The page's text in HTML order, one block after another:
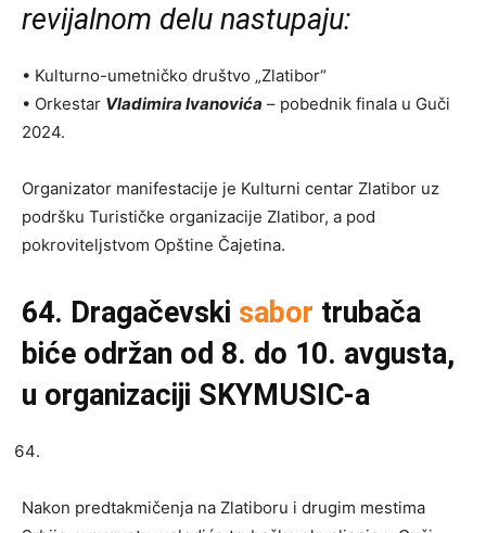
revijalnom delu nastupaju:
• Kulturno-umetničko društvo „Zlatibor“
• Orkestar Vladimira Ivanovića – pobednik finala u Guči
2024.
Organizator manifestacije je Kulturni centar Zlatibor uz
podršku Turističke organizacije Zlatibor, a pod
pokroviteljstvom Opštine Čajetina.
64. Dragačevski sabor trubača
biće održan od 8. do 10. avgusta,
u organizaciji SKYMUSIC-a
Nakon predtakmičenja na Zlatiboru i drugim mestima